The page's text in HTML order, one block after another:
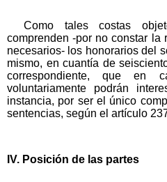
Como tales costas
comprenden -por no constar la
necesarios- los honorarios del
mismo, en cuantía de
correspondiente, que en
voluntariamente podrán
instancia, por ser el único
sentencias, según el artículo
IV. Posición de las partes